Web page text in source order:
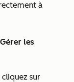
à
Gérer les
cliquez sur